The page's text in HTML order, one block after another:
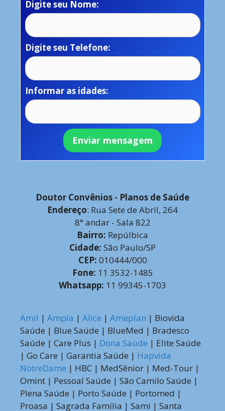
Digite seu Nome:
Digite seu Telefone:
Informar as idades:
Doutor Convênios - Planos de Saúde
Endereço: Rua Sete de Abril, 264
8° andar - Sala 822
Bairro: Repúlbica
Cidade: São Paulo/SP
CEP: 010444/000
Fone: 11 3532-1485
Whatsapp: 11 99345-1703
Amil | Ampla | Alice | Ameplan | Biovida
Saúde | Blue Saúde | BlueMed | Bradesco
Saúde | Care Plus | Dona Saúde | Elite Saúde
| Go Care | Garantia Saúde | Hapvida
NotreDame | HBC | MedSênior | Med-Tour |
Omint | Pessoal Saúde | São Camilo Saúde |
Plena Saúde | Porto Saúde | Portomed |
Proasa | Sagrada Família | Sami | Santa